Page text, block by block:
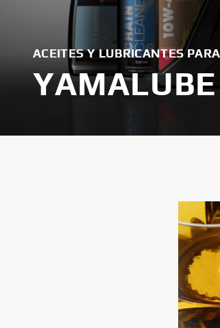
ACEITES Y LUBRICANTES
YAMALUBE